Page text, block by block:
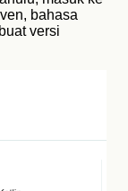
bahasa
versi